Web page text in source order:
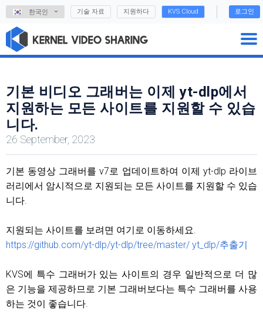
한국인 기술 자료 지원하다 KVS Cloud 로그인
기본 비디오 그래버는 이제 yt-dlp에서
지원하는 모든 사이트를 지원할 수 있습
니다.
26 September, 2023
기본 동영상 그래버를 v7로 업데이트하여 이제 yt-dlp 라이브
러리에서 암시적으로 지원되는 모든 사이트를 지원할 수 있습
니다.
지원되는 사이트를 보려면 여기로 이동하세요.
https://github.com/yt-dlp/yt-dlp/tree/master/ yt_dlp/추출기
KVS에 특수 그래버가 있는 사이트의 경우 일반적으로 더 많
은 기능을 제공하므로 기본 그래버보다는 특수 그래버를 사용
하는 것이 좋습니다.